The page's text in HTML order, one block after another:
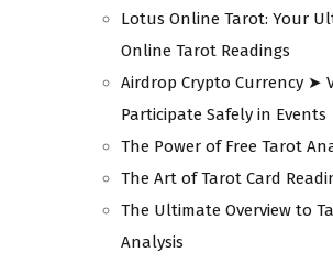
Lotus Online Tarot: Your
Online Tarot Readings
Airdrop Crypto Currency ➤
Participate Safely in Events
The Power of Free Tarot
The Art of Tarot Card
The Ultimate Overview to
Analysis